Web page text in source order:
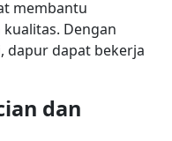
membantu
Dengan
dapur dapat bekerja
dan